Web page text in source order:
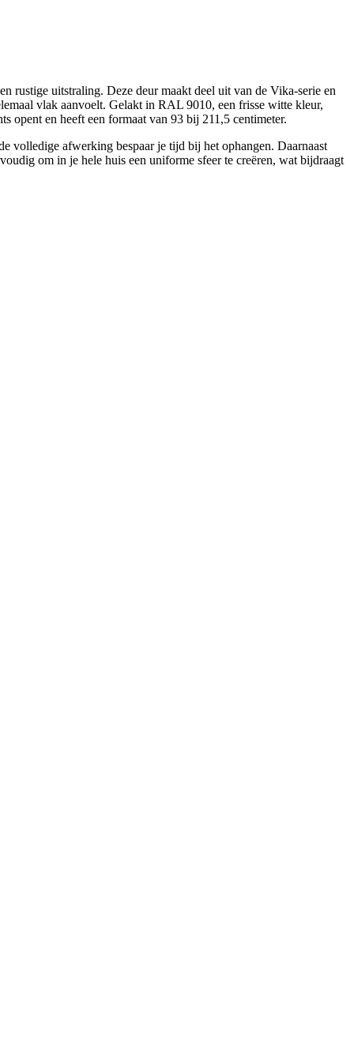
rustige uitstraling. Deze deur maakt deel uit van de Vika-serie en
vlak aanvoelt. Gelakt in RAL 9010, een frisse witte kleur,
opent en heeft een formaat van 93 bij 211,5 centimeter.
volledige afwerking bespaar je tijd bij het ophangen. Daarnaast
om in je hele huis een uniforme sfeer te creëren, wat bijdraagt